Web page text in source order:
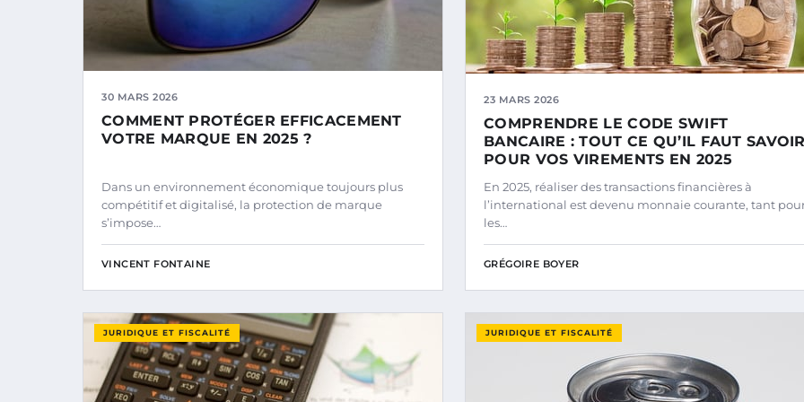
30 MARS 2026
COMMENT PROTÉGER EFFICACEMENT
VOTRE MARQUE EN 2025 ?
Dans un environnement économique toujours plus
compétitif et digitalisé, la protection de marque
s’impose…
VINCENT FONTAINE
23 MARS 2026
COMPRENDRE LE CODE SWIFT
BANCAIRE : TOUT CE QU’IL FAUT
POUR VOS VIREMENTS EN 2025
En 2025, réaliser des transactions financières à
l’international est devenu monnaie courante, tant
les…
GRÉGOIRE BOYER
JURIDIQUE ET FISCALITÉ JURIDIQUE ET FISCALITÉ